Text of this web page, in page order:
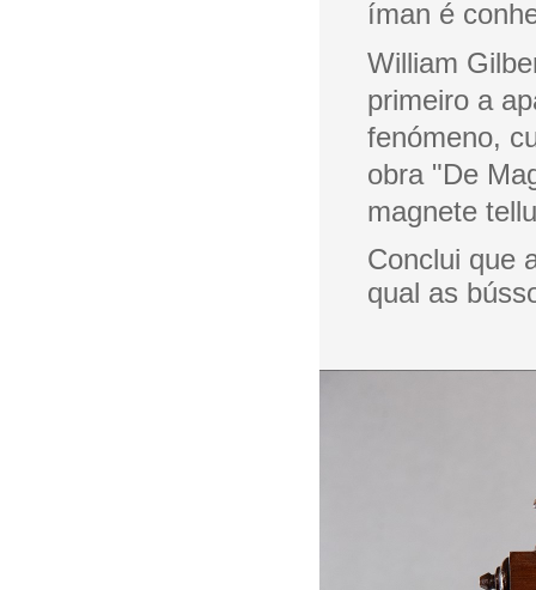
íman é
William
primeiro a
fenómeno,
obra "De
magnete
Conclui que
qual as